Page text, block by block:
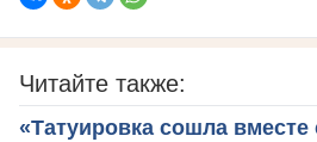
Читайте также:
«Татуировка сошла вместе